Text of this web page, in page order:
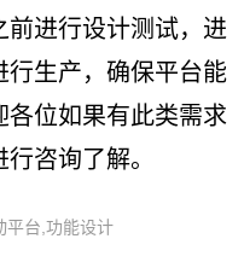
进行设计测试，进
行生产，确保平台能
各位如果有此类需求
咨询了解。
平台,功能设计